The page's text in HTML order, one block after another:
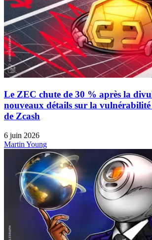
Le ZEC chute de 30 % après la
nouveaux détails sur la vulnérabilité
de Zcash
6 juin 2026
Martin Young